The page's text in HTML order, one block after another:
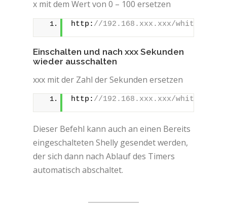
x mit dem Wert von 0 – 100 ersetzen
http: //192.168.xxx.xxx/white/
Einschalten und nach xxx Sekunden
wieder ausschalten
xxx mit der Zahl der Sekunden ersetzen
http: //192.168.xxx.xxx/white/
Dieser Befehl kann auch an einen Bereits
eingeschalteten Shelly gesendet werden,
der sich dann nach Ablauf des Timers
automatisch abschaltet.